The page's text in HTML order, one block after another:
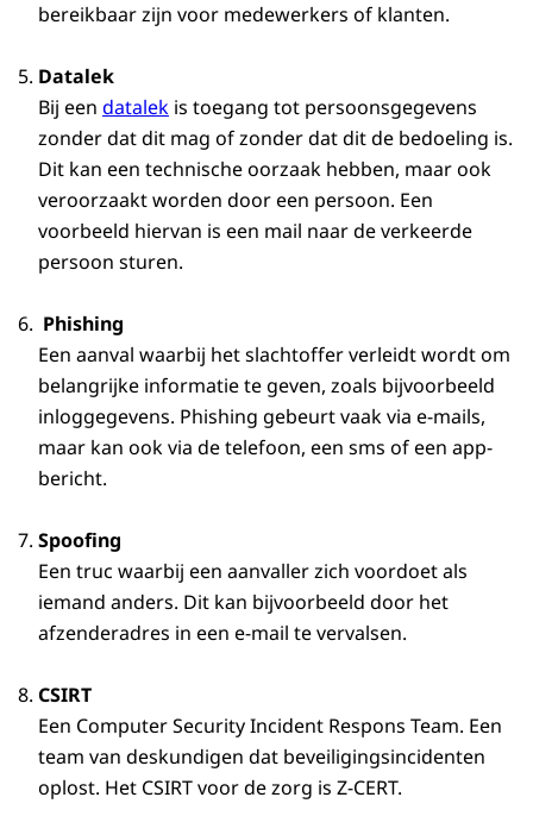
bereikbaar zijn voor medewerkers of klanten.
Datalek
Bij een datalek is toegang tot persoonsgegevens
zonder dat dit mag of zonder dat dit de bedoeling is.
Dit kan een technische oorzaak hebben, maar ook
veroorzaakt worden door een persoon. Een
voorbeeld hiervan is een mail naar de verkeerde
persoon sturen.
Phishing
Een aanval waarbij het slachtoffer verleidt wordt om
belangrijke informatie te geven, zoals bijvoorbeeld
inloggegevens. Phishing gebeurt vaak via e-mails,
maar kan ook via de telefoon, een sms of een app-
bericht.
Spoofing
Een truc waarbij een aanvaller zich voordoet als
iemand anders. Dit kan bijvoorbeeld door het
afzenderadres in een e-mail te vervalsen.
CSIRT
Een Computer Security Incident Respons Team. Een
team van deskundigen dat beveiligingsincidenten
oplost. Het CSIRT voor de zorg is Z-CERT.